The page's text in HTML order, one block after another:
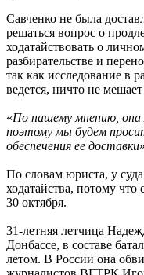
Савченко не была
решаться вопрос о
ходатайствовать о
разбирательстве и
так как исследование в
ведется, ничто не
«По нашему мнению,
поэтому мы будем
обеспечения ее доставки
По словам юриста, у
ходатайства, потому что
30 октября.
31-летняя летчица
Донбассе, в составе
летом. В России она